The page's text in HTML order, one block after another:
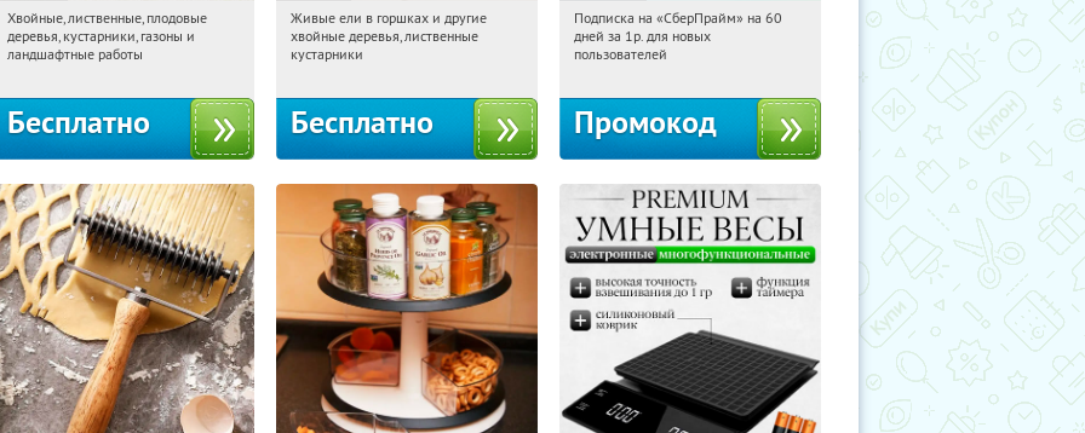
18:15:29 Получили:
Павелецкая
Угрешская
Хвойные, лиственные, плодовые
деревья, кустарники, газоны и
ландшафтные работы
Бесплатно
18:15:29 Получили:
Московская обл., г. Химки,
Живые ели в горшках и другие
хвойные деревья, лиственные
кустарники
Бесплатно
18:15:29 Получили:
Россия
Подписка на «СберПрайм» на 60
дней за 1р. для новых
пользователей
Промокод